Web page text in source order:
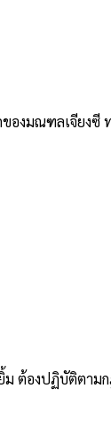
งมณฑลเจียงซี
ต้องปฏิบัติตามก